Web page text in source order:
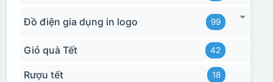
Đồ điện gia dụng in logo 99
Giỏ quà Tết 42
Rượu tết 18